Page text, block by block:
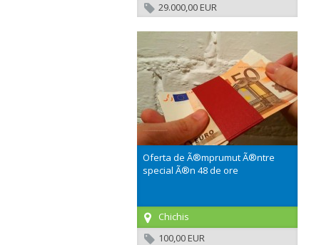
29.000,00 EUR
Oferta de Ã®mprumut Ã®ntre
special Ã®n 48 de ore
Chichis
100,00 EUR